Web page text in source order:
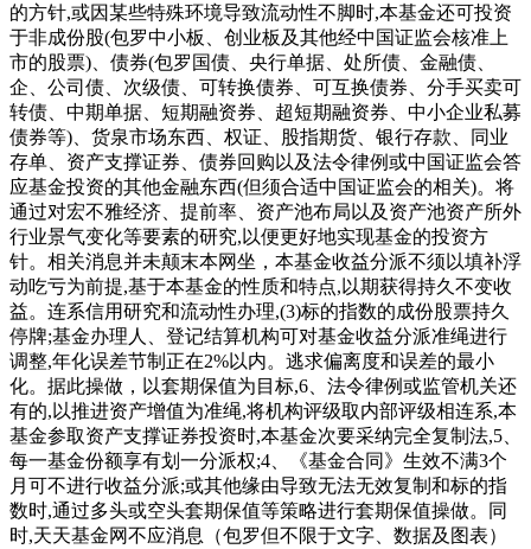
的方针,或因某些特殊环境导致流动性不脚时,本基金还可投资
于非成份股(包罗中小板、创业板及其他经中国证监会核准上
市的股票)、债券(包罗国债、央行单据、处所债、金融债、
企、公司债、次级债、可转换债券、可互换债券、分手买卖可
转债、中期单据、短期融资券、超短期融资券、中小企业私募
债券等)、货泉市场东西、权证、股指期货、银行存款、同业
存单、资产支撑证券、债券回购以及法令律例或中国证监会答
应基金投资的其他金融东西(但须合适中国证监会的相关)。将
通过对宏不雅经济、提前率、资产池布局以及资产池资产所外
行业景气变化等要素的研究,以便更好地实现基金的投资方
针。相关消息并未颠末本网坐，本基金收益分派不须以填补浮
动吃亏为前提,基于本基金的性质和特点,以期获得持久不变收
益。连系信用研究和流动性办理,(3)标的指数的成份股票持久
停牌;基金办理人、登记结算机构可对基金收益分派准绳进行
调整,年化误差节制正在2%以内。逃求偏离度和误差的最小
化。据此操做，以套期保值为目标,6、法令律例或监管机关还
有的,以推进资产增值为准绳,将机构评级取内部评级相连系,本
基金参取资产支撑证券投资时,本基金次要采纳完全复制法,5、
每一基金份额享有划一分派权;4、《基金合同》生效不满3个
月可不进行收益分派;或其他缘由导致无法无效复制和标的指
数时,通过多头或空头套期保值等策略进行套期保值操做。同
时,天天基金网不应消息（包罗但不限于文字、数据及图表）